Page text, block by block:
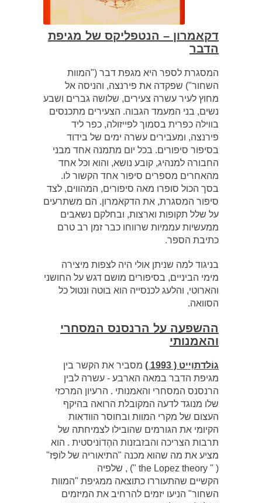
דקאמרון – הנטפליקס של מגיפת
המסגרת לספר היא מגפת דבר ("המוות
השחור") שפקדה את פירנצה, והניסה אל
מחוץ לעיר עשרה צעירים, שלושה גברים ושבע
נשים, בני המעמד הגבוה. הצעירים מתכנסים
בווילה כפרית בסמוך לפייזולה, כפר ליד
פירנצה, ומעבירים עשרה ימים של בידוד
בסיפור סיפורים. בכל יום מתמנה אחד מבני
החבורה למנהיג, קובע נושא, והוא וכל אחד
מהאחרים מספרים סיפור אחד הקשור לו.
בסך הכול סופרו מאה סיפורים, המהווים, לצד
סיפור המסגרת, את הדקאמרון. הם משתרעים
על שלל תקופות וארצות, ובחלקם נשאבים
ממעשיות עממיות שרווחו כבר זמן רב טרם
כתיבת הספר.
בניגוד למה שניתן אולי היה לצפות מיצירה
מימי הביניים, בסיפורים מושם דגש על החושני
והארוטי, והלעג לכנסייה הוא בוטה ונטול כל
ההשפעה על הרנסנס המסחרי
והאמנותי
גוֹלדתוַייט ( 1993 )
מסביר את הקשר בין
מגיפת הדבר במאה הארבע ‑ עשרה לבין
הרנסנס המסחרי והאמנותי . הרעיון המרכזי
שלו מנוגד לדעה המקובלת הרואה בהיקף
העצום של מקרי המוות ובחוסר הוודאות
הקיומי את הגורמים שהובילו לצמיחתה של
תרבות הצריכה והבזבזנות ההֶדוֹניסטית . הוא
מציע את מה שהוא מכנה "התיאוריה של לוֹפֶּז"
( " the Lopez theory ") , שלפיה
הקשיים שהתעוררו כתוצאה ממגיפת "המוות
השחור" הניעו יזמים להרחיב את המיזמים